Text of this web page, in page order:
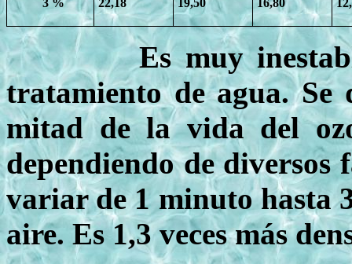
3 %
22,18 19,50 16,80
Es muy inestable,
tratamiento de agua. Se
mitad de la vida del
dependiendo de diversos
variar de 1 minuto hasta
aire. Es 1,3 veces más